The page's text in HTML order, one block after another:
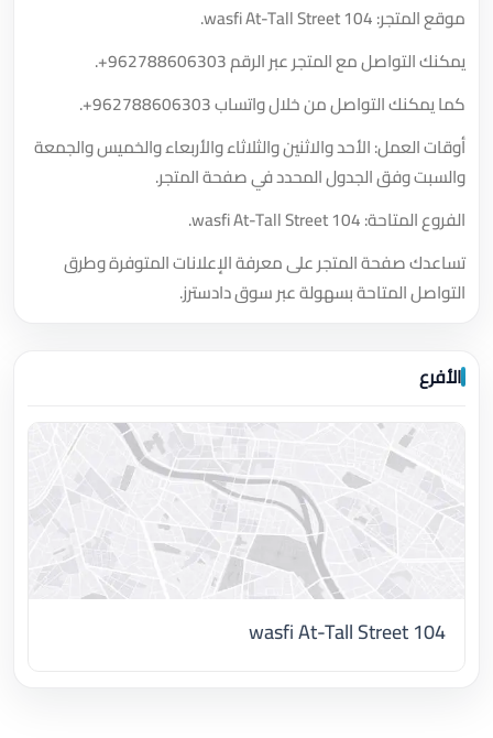
موقع المتجر: wasfi At-Tall Street 104.
يمكنك التواصل مع المتجر عبر الرقم+962788606303
.
كما يمكنك التواصل من خلال واتساب+962788606303
.
أوقات العمل: الأحد والاثنين والثلاثاء والأربعاء والخميس والجمعة
والسبت وفق الجدول المحدد في صفحة المتجر.
الفروع المتاحة: wasfi At-Tall Street 104.
تساعدك صفحة المتجر على معرفة الإعلانات المتوفرة وطرق
التواصل المتاحة بسهولة عبر سوق دادسترز.
الأفرع
wasfi At-Tall Street 104